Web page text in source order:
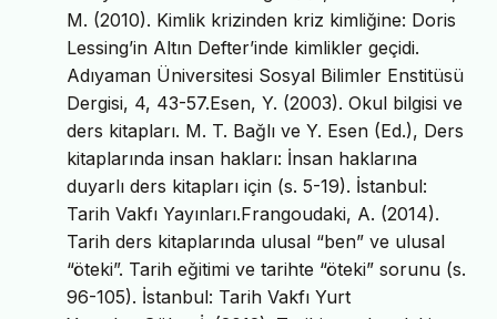
M. (2010). Kimlik krizinden kriz kimliğine: Doris
Lessing’in Altın Defter’inde kimlikler geçidi.
Adıyaman Üniversitesi Sosyal Bilimler Enstitüsü
Dergisi, 4, 43-57.Esen, Y. (2003). Okul bilgisi ve
ders kitapları. M. T. Bağlı ve Y. Esen (Ed.), Ders
kitaplarında insan hakları: İnsan haklarına
duyarlı ders kitapları için (s. 5-19). İstanbul:
Tarih Vakfı Yayınları.Frangoudaki, A. (2014).
Tarih ders kitaplarında ulusal “ben” ve ulusal
“öteki”. Tarih eğitimi ve tarihte “öteki” sorunu (s.
96-105). İstanbul: Tarih Vakfı Yurt